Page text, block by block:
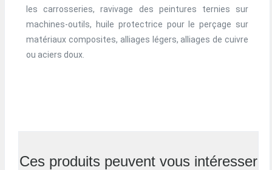
les carrosseries, ravivage des peintures ternies sur
machines-outils, huile protectrice pour le perçage sur
matériaux composites, alliages légers, alliages de cuivre
ou aciers doux.
Ces produits peuvent vous intéresser